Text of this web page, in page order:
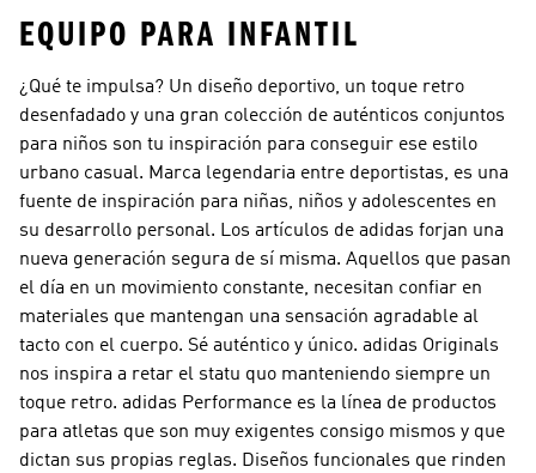
EQUIPO PARA INFANTIL
¿Qué te impulsa? Un diseño deportivo, un toque retro
desenfadado y una gran colección de auténticos conjuntos
para niños son tu inspiración para conseguir ese estilo
urbano casual. Marca legendaria entre deportistas, es una
fuente de inspiración para niñas, niños y adolescentes en
su desarrollo personal. Los artículos de adidas forjan una
nueva generación segura de sí misma. Aquellos que pasan
el día en un movimiento constante, necesitan confiar en
materiales que mantengan una sensación agradable al
tacto con el cuerpo. Sé auténtico y único. adidas Originals
nos inspira a retar el statu quo manteniendo siempre un
toque retro. adidas Performance es la línea de productos
para atletas que son muy exigentes consigo mismos y que
dictan sus propias reglas. Diseños funcionales que rinden